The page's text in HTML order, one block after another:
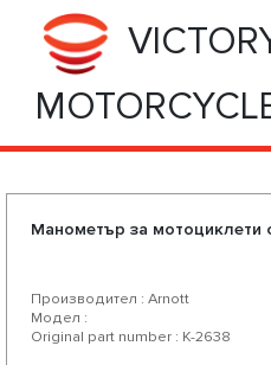
Манометър за мотоциклети
Производител : Arnott
Модел :
Original part number : K-2638